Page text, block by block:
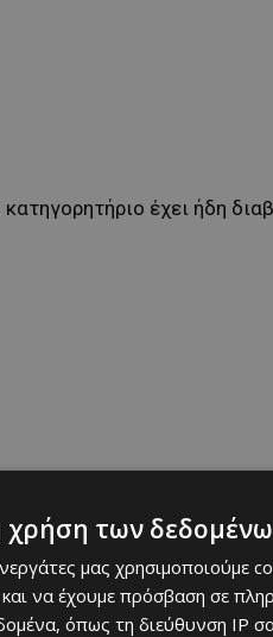
έχει ήδη
των
μας χρησιμοποιούμε
να έχουμε πρόσβαση σε
όπως τη διεύθυνση IP